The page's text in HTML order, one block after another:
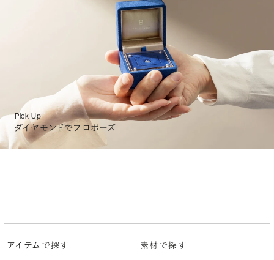
Pick Up
ダイヤモンドでプロポーズ
アイテムで探す 素材で探す